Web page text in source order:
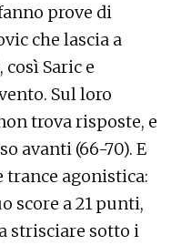
prove di
che lascia a
Saric e
Sul loro
trova risposte, e
avanti (66-70). E
trance agonistica:
score a 21 punti,
strisciare sotto i